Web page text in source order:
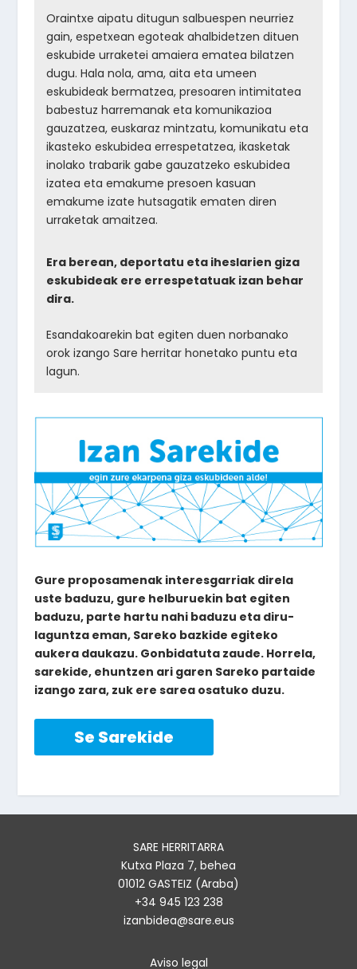
Oraintxe aipatu ditugun salbuespen neurriez
gain, espetxean egoteak ahalbidetzen dituen
eskubide urraketei amaiera ematea bilatzen
dugu. Hala nola, ama, aita eta umeen
eskubideak bermatzea, presoaren intimitatea
babestuz harremanak eta komunikazioa
gauzatzea, euskaraz mintzatu, komunikatu eta
ikasteko eskubidea errespetatzea, ikasketak
inolako trabarik gabe gauzatzeko eskubidea
izatea eta emakume presoen kasuan
emakume izate hutsagatik ematen diren
urraketak amaitzea.
Era berean, deportatu eta iheslarien giza
eskubideak ere errespetatuak izan behar
dira.
Esandakoarekin bat egiten duen norbanako
orok izango Sare herritar honetako puntu eta
lagun.
Gure proposamenak interesgarriak direla
uste baduzu, gure helburuekin bat egiten
baduzu, parte hartu nahi baduzu eta diru-
laguntza eman, Sareko bazkide egiteko
aukera daukazu. Gonbidatuta zaude. Horrela,
sarekide, ehuntzen ari garen Sareko partaide
izango zara, zuk ere sarea osatuko duzu.
Se Sarekide
SARE HERRITARRA
Kutxa Plaza 7, behea
01012 GASTEIZ (Araba)
+34 945 123 238
izanbidea@sare.eus
Aviso legal